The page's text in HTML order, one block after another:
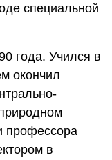
специальной
года. Учился в
окончил
профессора
в